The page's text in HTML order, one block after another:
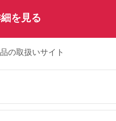
を見る
の取扱いサイト